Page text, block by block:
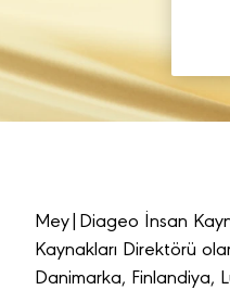
Mey|Diageo İnsan
Kaynakları Direktörü
Danimarka, Finlandiya,